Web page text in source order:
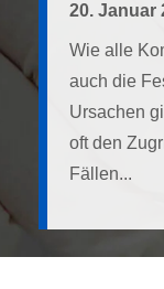
20. Januar
Wie alle
auch die
Ursachen
oft den
Fällen...